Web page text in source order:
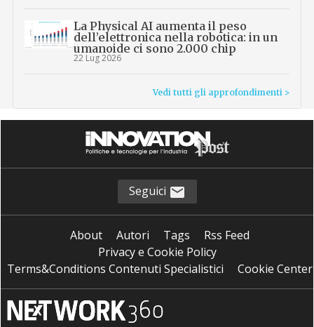
La Physical AI aumenta il peso
dell’elettronica nella robotica: in un
umanoide ci sono 2.000 chip
22 Lug 2026
Vedi tutti gli approfondimenti >
Seguici
About Autori Tags
Rss Feed
Privacy e Cookie Policy
Terms&Conditions Contenuti Specialistici
Cookie Center